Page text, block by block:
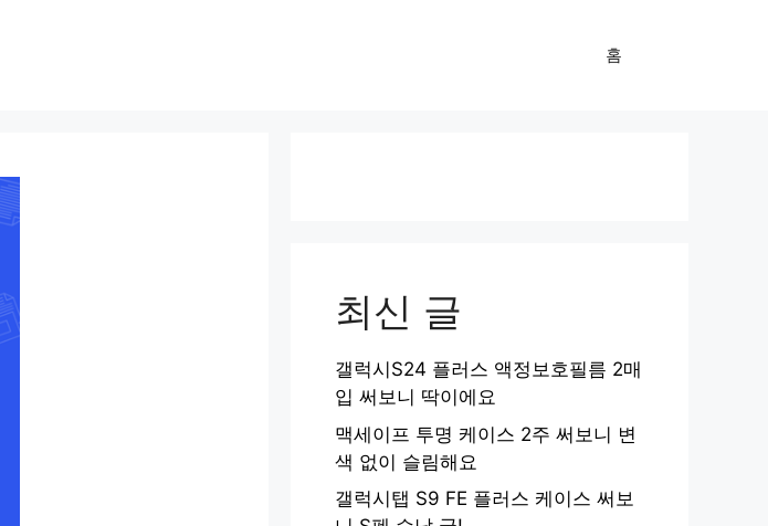
홈
최신 글
갤럭시S24 플러스 액정보호필름 2매
입 써보니 딱이에요
맥세이프 투명 케이스 2주 써보니 변
색 없이 슬림해요
갤럭시탭 S9 FE 플러스 케이스 써보